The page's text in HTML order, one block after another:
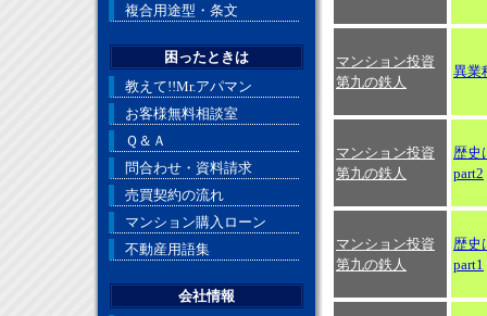
マンション投資
第九の鉄人
異業
マンション投資
第九の鉄人
歴史
part2
マンション投資
第九の鉄人
歴史
part1
複合用途型・条文
困ったときは
教えて!!Mr.アパマン
お客様無料相談室
Ｑ＆Ａ
問合わせ・資料請求
売買契約の流れ
マンション購入ローン
不動産用語集
会社情報